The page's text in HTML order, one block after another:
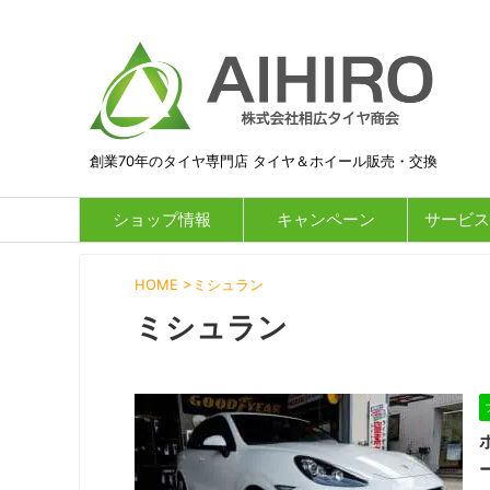
創業70年のタイヤ専門店 タイヤ＆ホイール販売・交換
ショップ情報 キャンペーン サービ
HOME > ミシュラン
ミシュラン